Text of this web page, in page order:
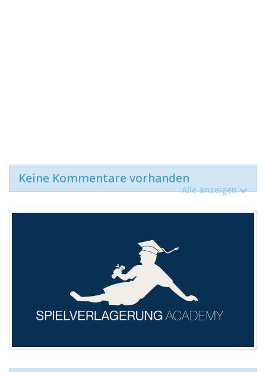
Keine Kommentare vorhanden
Alle anzeigen